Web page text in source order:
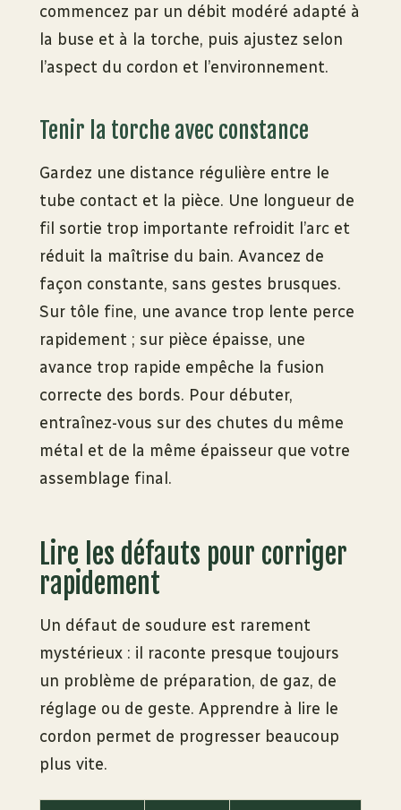
commencez par un débit modéré adapté à
la buse et à la torche, puis ajustez selon
l’aspect du cordon et l’environnement.
Tenir la torche avec constance
Gardez une distance régulière entre le
tube contact et la pièce. Une longueur de
fil sortie trop importante refroidit l’arc et
réduit la maîtrise du bain. Avancez de
façon constante, sans gestes brusques.
Sur tôle fine, une avance trop lente perce
rapidement ; sur pièce épaisse, une
avance trop rapide empêche la fusion
correcte des bords. Pour débuter,
entraînez-vous sur des chutes du même
métal et de la même épaisseur que votre
assemblage final.
Lire les défauts pour corriger
rapidement
Un défaut de soudure est rarement
mystérieux : il raconte presque toujours
un problème de préparation, de gaz, de
réglage ou de geste. Apprendre à lire le
cordon permet de progresser beaucoup
plus vite.